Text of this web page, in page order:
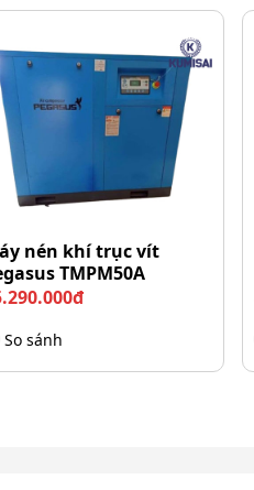
nén khí trục vít
TMPM50A
So sánh